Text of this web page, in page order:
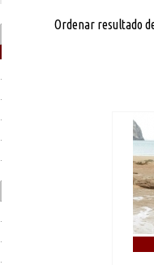
Ordenar resultado